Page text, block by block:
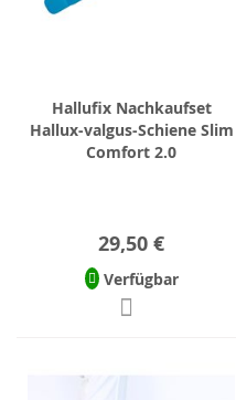
Hallufix Nachkaufset
Hallux-valgus-Schiene Slim
Comfort 2.0
29,50 €
Verfügbar